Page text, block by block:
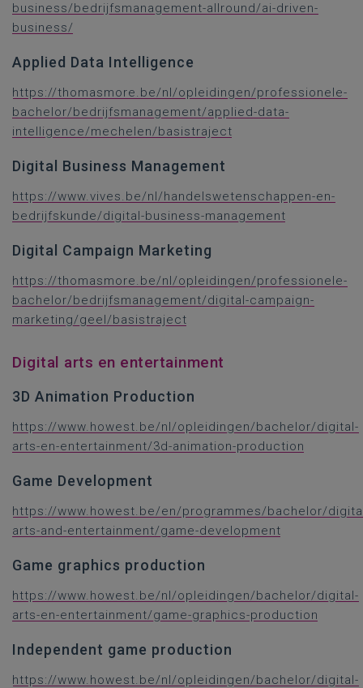
business/bedrijfsmanagement-allround/ai-driven-
business/
Applied Data Intelligence
https://thomasmore.be/nl/opleidingen/professionele-
bachelor/bedrijfsmanagement/applied-data-
intelligence/mechelen/basistraject
Digital Business Management
https://www.vives.be/nl/handelswetenschappen-en-
bedrijfskunde/digital-business-management
Digital Campaign Marketing
https://thomasmore.be/nl/opleidingen/professionele-
bachelor/bedrijfsmanagement/digital-campaign-
marketing/geel/basistraject
Digital arts en entertainment
3D Animation Production
https://www.howest.be/nl/opleidingen/bachelor/digital-
arts-en-entertainment/3d-animation-production
Game Development
https://www.howest.be/en/programmes/bachelor/
arts-and-entertainment/game-development
Game graphics production
https://www.howest.be/nl/opleidingen/bachelor/digital-
arts-en-entertainment/game-graphics-production
Independent game production
https://www.howest.be/nl/opleidingen/bachelor/digital-